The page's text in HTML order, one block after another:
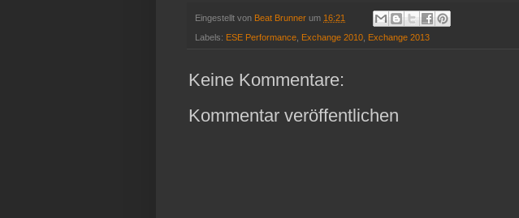
Eingestellt von Beat Brunner um 16:21
Labels: ESE Performance Exchange 2010 Exchange 2013
Keine Kommentare:
Kommentar veröffentlichen